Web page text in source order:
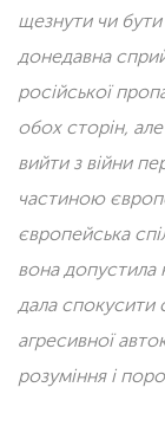
щезнути чи
донедавна
російської
обох сторін,
вийти з війни
частиною
європейська
вона допустила
дала
агресивної
розуміння і